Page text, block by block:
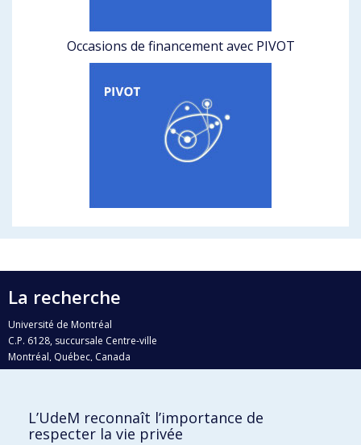
Occasions de financement avec PIVOT
La recherche
Université de Montréal
C.P. 6128, succursale Centre-ville
Montréal, Québec, Canada
H3C 3J7
Qui fait quoi?
L’UdeM reconnaît l’importance de
respecter la vie privée